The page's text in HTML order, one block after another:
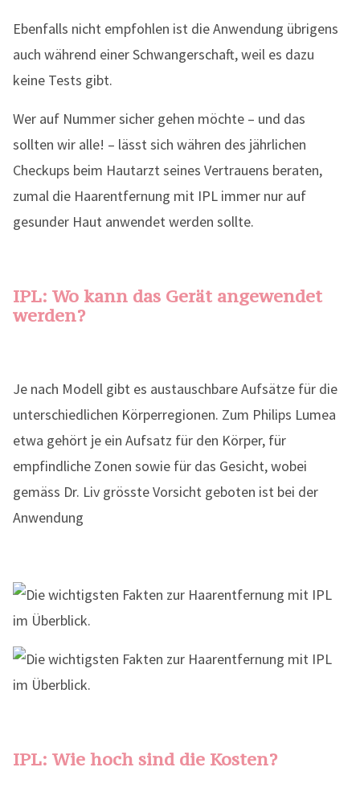
Ebenfalls nicht empfohlen ist die Anwendung übrigens
auch während einer Schwangerschaft, weil es dazu
keine Tests gibt.
Wer auf Nummer sicher gehen möchte – und das
sollten wir alle! – lässt sich währen des jährlichen
Checkups beim Hautarzt seines Vertrauens beraten,
zumal die Haarentfernung mit IPL immer nur auf
gesunder Haut anwendet werden sollte.
IPL: Wo kann das Gerät angewendet
werden?
Je nach Modell gibt es austauschbare Aufsätze für die
unterschiedlichen Körperregionen. Zum Philips Lumea
etwa gehört je ein Aufsatz für den Körper, für
empfindliche Zonen sowie für das Gesicht, wobei
gemäss Dr. Liv grösste Vorsicht geboten ist bei der
Anwendung
IPL: Wie hoch sind die Kosten?